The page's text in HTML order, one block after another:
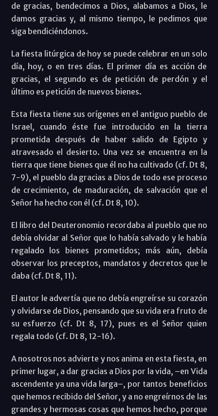
de gracias, bendecimos a Dios, alabamos a Dios, le
damos gracias y, al mismo tiempo, le pedimos que
siga bendiciéndonos.
La fiesta litúrgica de hoy se puede celebrar en un solo
día, hoy, o en tres días. El primer día es acción de
gracias, el segundo es de petición de perdón y el
último es petición de nuevos bienes.
Esta fiesta tiene sus orígenes en el antiguo pueblo de
Israel, cuando éste fue introducido en la tierra
prometida después de haber salido de Egipto y
atravesado el desierto. Una vez se encuentra en la
tierra que tiene bienes que él no ha cultivado (cf. Dt 8,
7-9), el pueblo da gracias a Dios de todo ese proceso
de crecimiento, de maduración, de salvación que el
Señor ha hecho con él (cf. Dt 8, 10).
El libro del Deuteronomio recordaba al pueblo que no
debía olvidar al Señor que lo había salvado y le había
regalado los bienes prometidos; más aún, debía
observar los preceptos, mandatos y decretos que le
daba (cf. Dt 8, 11).
El autor le advertía que no debía engreírse su corazón
y olvidarse de Dios, pensando que su vida era fruto de
su esfuerzo (cf. Dt 8, 17), pues es el Señor quien
regala todo (cf. Dt 8, 12-16).
A nosotros nos advierte y nos anima en esta fiesta, en
primer lugar, a dar gracias a Dios por la vida, –en Vida
ascendente ya una vida larga–, por tantos beneficios
que hemos recibido del Señor, y a no engreírnos de las
grandes y hermosas cosas que hemos hecho, porque